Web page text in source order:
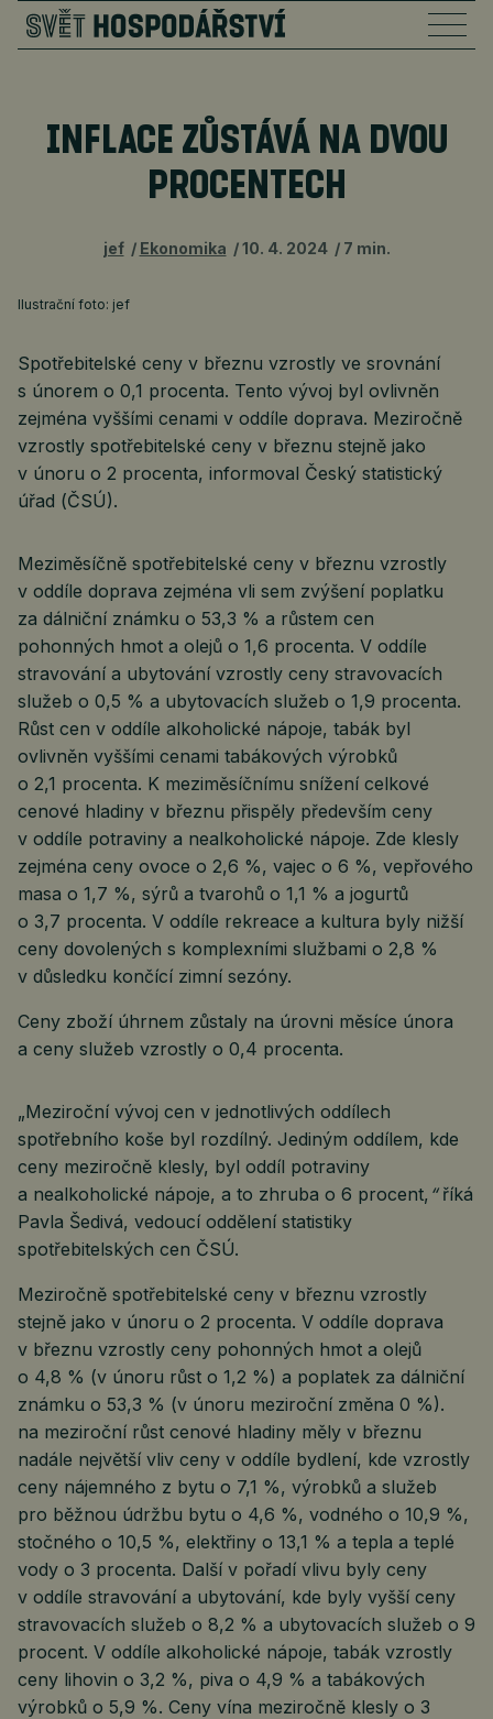
INFLACE ZŮSTÁVÁ NA DVOU
PROCENTECH
jef Ekonomika 10. 4. 2024 7 min.
Ilustrační foto: jef
Spotřebitelské ceny v březnu vzrostly ve srovnání
s únorem o 0,1 procenta. Tento vývoj byl ovlivněn
zejména vyššími cenami v oddíle doprava. Meziročně
vzrostly spotřebitelské ceny v březnu stejně jako
v únoru o 2 procenta, informoval Český statistický
úřad (ČSÚ).
Meziměsíčně spotřebitelské ceny v březnu vzrostly
v oddíle doprava zejména vli sem zvýšení poplatku
za dálniční známku o 53,3 % a růstem cen
pohonných hmot a olejů o 1,6 procenta. V oddíle
stravování a ubytování vzrostly ceny stravovacích
služeb o 0,5 % a ubytovacích služeb o 1,9 procenta.
Růst cen v oddíle alkoholické nápoje, tabák byl
ovlivněn vyššími cenami tabákových výrobků
o 2,1 procenta. K meziměsíčnímu snížení celkové
cenové hladiny v březnu přispěly především ceny
v oddíle potraviny a nealkoholické nápoje. Zde klesly
zejména ceny ovoce o 2,6 %, vajec o 6 %, vepřového
masa o 1,7 %, sýrů a tvarohů o 1,1 % a jogurtů
o 3,7 procenta. V oddíle rekreace a kultura byly nižší
ceny dovolených s komplexními službami o 2,8 %
v důsledku končící zimní sezóny.
Ceny zboží úhrnem zůstaly na úrovni měsíce února
a ceny služeb vzrostly o 0,4 procenta.
„Meziroční vývoj cen v jednotlivých oddílech
spotřebního koše byl rozdílný. Jediným oddílem, kde
ceny meziročně klesly, byl oddíl potraviny
a nealkoholické nápoje, a to zhruba o 6 procent, “říká
Pavla Šedivá, vedoucí oddělení statistiky
spotřebitelských cen ČSÚ.
Meziročně spotřebitelské ceny v březnu vzrostly
stejně jako v únoru o 2 procenta. V oddíle doprava
v březnu vzrostly ceny pohonných hmot a olejů
o 4,8 % (v únoru růst o 1,2 %) a poplatek za dálniční
známku o 53,3 % (v únoru meziroční změna 0 %).
na meziroční růst cenové hladiny měly v březnu
nadále největší vliv ceny v oddíle bydlení, kde vzrostly
ceny nájemného z bytu o 7,1 %, výrobků a služeb
pro běžnou údržbu bytu o 4,6 %, vodného o 10,9 %,
stočného o 10,5 %, elektřiny o 13,1 % a tepla a teplé
vody o 3 procenta. Další v pořadí vlivu byly ceny
v oddíle stravování a ubytování, kde byly vyšší ceny
stravovacích služeb o 8,2 % a ubytovacích služeb o 9
procent. V oddíle alkoholické nápoje, tabák vzrostly
ceny lihovin o 3,2 %, piva o 4,9 % a tabákových
výrobků o 5,9 %. Ceny vína meziročně klesly o 3